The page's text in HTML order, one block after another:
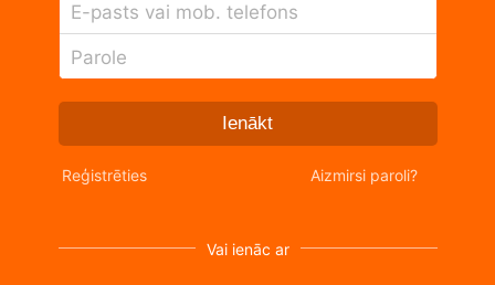
E-pasts vai mob. telefons
Parole
Ienākt
Reģistrēties Aizmirsi paroli?
Vai ienāc ar